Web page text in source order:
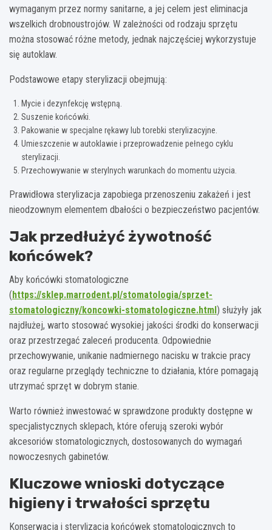
wymaganym przez normy sanitarne, a jej celem jest eliminacja
wszelkich drobnoustrojów. W zależności od rodzaju sprzętu
można stosować różne metody, jednak najczęściej wykorzystuje
się autoklaw.
Podstawowe etapy sterylizacji obejmują:
Mycie i dezynfekcję wstępną.
Suszenie końcówki.
Pakowanie w specjalne rękawy lub torebki sterylizacyjne.
Umieszczenie w autoklawie i przeprowadzenie pełnego cyklu
sterylizacji.
Przechowywanie w sterylnych warunkach do momentu użycia.
Prawidłowa sterylizacja zapobiega przenoszeniu zakażeń i jest
nieodzownym elementem dbałości o bezpieczeństwo pacjentów.
Jak przedłużyć żywotność
końcówek?
Aby końcówki stomatologiczne
(https://sklep.marrodent.pl/stomatologia/sprzet-
stomatologiczny/koncowki-stomatologiczne.html) służyły jak
najdłużej, warto stosować wysokiej jakości środki do konserwacji
oraz przestrzegać zaleceń producenta. Odpowiednie
przechowywanie, unikanie nadmiernego nacisku w trakcie pracy
oraz regularne przeglądy techniczne to działania, które pomagają
utrzymać sprzęt w dobrym stanie.
Warto również inwestować w sprawdzone produkty dostępne w
specjalistycznych sklepach, które oferują szeroki wybór
akcesoriów stomatologicznych, dostosowanych do wymagań
nowoczesnych gabinetów.
Kluczowe wnioski dotyczące
higieny i trwałości sprzętu
Konserwacja i sterylizacja końcówek stomatologicznych to